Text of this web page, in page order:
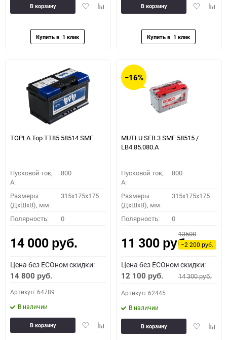
ДобавитьДобавить
В корзину
Добавить
В корзину
TOPLA Top TT85 58514 SMF
Пусковой ток,
A:
800
Размеры
(ДхШхВ), мм:
315x175x175
Полярность: 0
14 000 руб.
Цена без ECOном скидки:
14 800 руб.
Артикул: 64789
В наличии
ДобавитьДобавить
В корзину
−16%
MUTLU SFB 3 SMF 58515 /
LB4.85.080.A
Пусковой ток,
A:
800
Размеры
(ДхШхВ), мм:
315x175x175
Полярность: 0
11 300 руб.
13500
−2 200руб.
Цена без ECOном скидки:
12 100 руб. 14 300руб.
Артикул: 62445
В наличии
Добавить
В корзину